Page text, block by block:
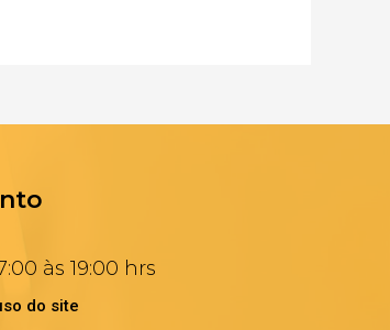
às 19:00 hrs
do site